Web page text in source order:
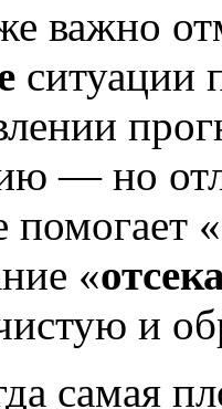
важно
ситуации
— но
помогает «
«
и
самая